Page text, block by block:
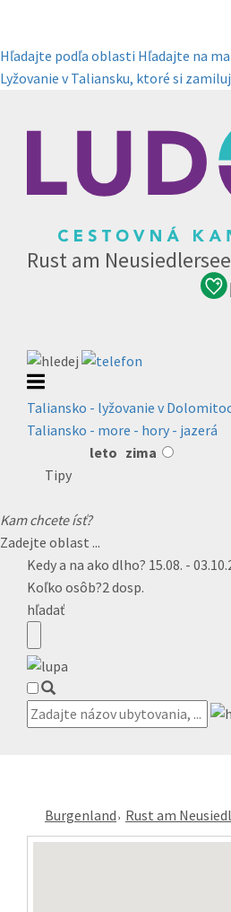
Hľadajte podľa oblasti Hľadajte na
Lyžovanie v Taliansku, ktoré si
Rust am
Taliansko - lyžovanie v
Taliansko - more - hory - jazerá
leto zima
Tipy
Kam chcete ísť?
Zadejte oblast ...
Kedy a na ako dlho? 15.08. -
Koľko osôb?2 dosp.
hľadať
Burgenland Rust am